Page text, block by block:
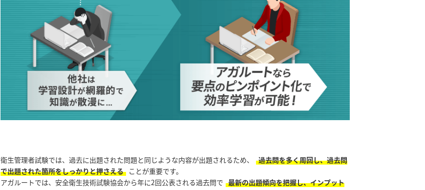
衛生管理者試験では、過去に出題された問題と同じような内容が出題されるため、
過去問を多く周回し、過去問
で出題された箇所をしっかりと押さえる
ことが重要です。
アガルートでは、安全衛生技術試験協会から年に2回公表される過去問で 最新の出題傾向を把握し、インプット